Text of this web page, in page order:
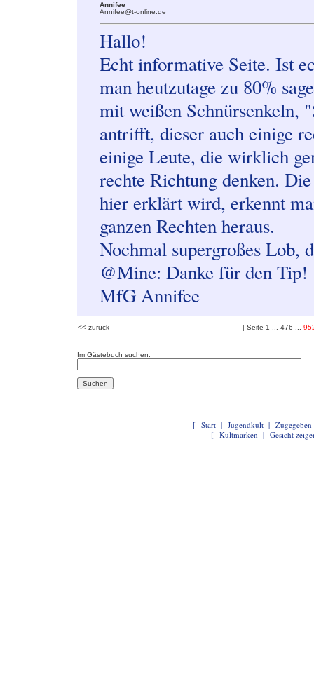
Annifee
Annifee@t-online.de
Hallo!
Echt informative Seite. Ist
man heutzutage zu 80%
mit weißen Schnürsenkeln,
antrifft, dieser auch einige
einige Leute, die wirklich
rechte Richtung denken.
hier erklärt wird, erkennt
ganzen Rechten heraus.
Nochmal supergroßes Lob,
@Mine: Danke für den Tip!
MfG Annifee
<< zurück | Seite 1 476
Im Gästebuch suchen:
[ Start | Jugendkult | Zugegeben
[ Kultmarken | Gesicht